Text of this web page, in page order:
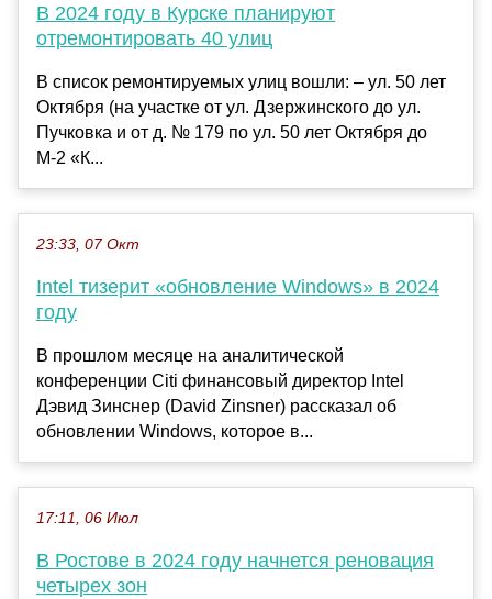
В 2024 году в Курске планируют
отремонтировать 40 улиц
В список ремонтируемых улиц вошли: – ул. 50 лет
Октября (на участке от ул. Дзержинского до ул.
Пучковка и от д. № 179 по ул. 50 лет Октября до
М-2 «К...
23:33, 07 Окт
Intel тизерит «обновление Windows» в 2024
году
В прошлом месяце на аналитической
конференции Citi финансовый директор Intel
Дэвид Зинснер (David Zinsner) рассказал об
обновлении Windows, которое в...
17:11, 06 Июл
В Ростове в 2024 году начнется реновация
четырех зон